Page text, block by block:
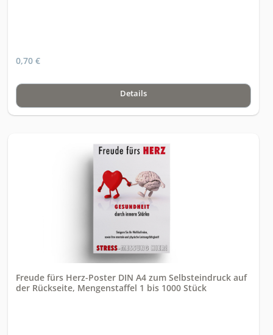
0,70 €
Details
Freude fürs Herz-Poster DIN A4 zum Selbsteindruck auf
der Rückseite, Mengenstaffel 1 bis 1000 Stück